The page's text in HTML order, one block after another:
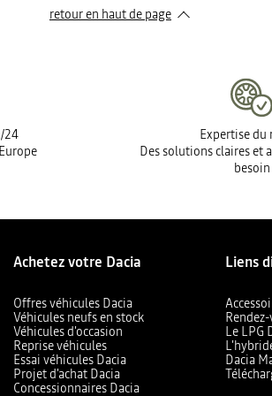
retour en haut de page​
24
Expertise du
Des solutions claires et
besoin
Achetez votre Dacia
Offres véhicules Dacia
Véhicules neufs en stock
Véhicules d'occasion
Reprise véhicules
Essai véhicules Dacia
Projet d'achat Dacia
Concessionnaires Dacia
Liens
Le LPG
Dacia